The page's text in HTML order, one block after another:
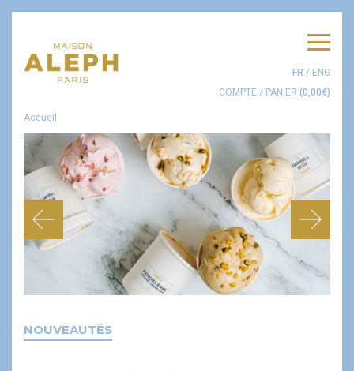
FR / ENG
COMPTE / PANIER (0,00€)
Accueil
NOUVEAUTÉS